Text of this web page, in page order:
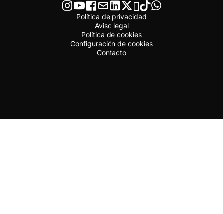
Política de privacidad
Aviso legal
Política de cookies
Configuración de cookies
Contacto